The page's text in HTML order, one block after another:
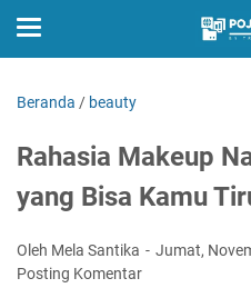
Beranda / beauty
Rahasia Makeup
yang Bisa Kamu
Oleh Mela Santika
Jumat,
Posting Komentar